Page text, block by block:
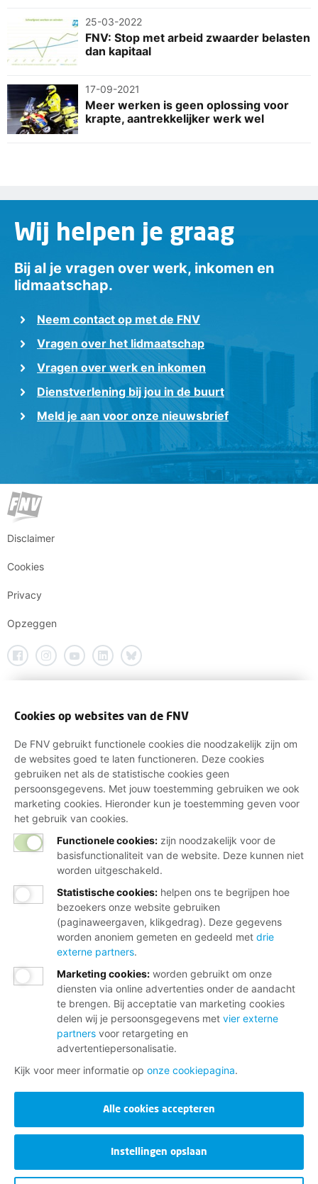
25-03-2022
FNV: Stop met arbeid zwaarder belasten
dan kapitaal
17-09-2021
Meer werken is geen oplossing voor
krapte, aantrekkelijker werk wel
Wij helpen je graag
Bij al je vragen over werk, inkomen en
lidmaatschap.
Neem contact op met de FNV
Vragen over het lidmaatschap
Vragen over werk en inkomen
Dienstverlening bij jou in de buurt
Meld je aan voor onze nieuwsbrief
Disclaimer
Cookies
Privacy
Opzeggen
Cookies op websites van de FNV
De FNV gebruikt functionele cookies die noodzakelijk zijn om
de websites goed te laten functioneren. Deze cookies
gebruiken net als de statistische cookies geen
persoonsgegevens. Met jouw toestemming gebruiken we ook
marketing cookies. Hieronder kun je toestemming geven voor
het gebruik van cookies.
Functionele cookies: zijn noodzakelijk voor de
basisfunctionaliteit van de website. Deze kunnen niet
worden uitgeschakeld.
Statistische cookies: helpen ons te begrijpen hoe
bezoekers onze website gebruiken
(paginaweergaven, klikgedrag). Deze gegevens
worden anoniem gemeten en gedeeld met drie
externe partners.
Marketing cookies: worden gebruikt om onze
diensten via online advertenties onder de aandacht
te brengen. Bij acceptatie van marketing cookies
delen wij je persoonsgegevens met vier externe
partners voor retargeting en
advertentiepersonalisatie.
Kijk voor meer informatie op onze cookiepagina.
Alle cookies accepteren
Instellingen opslaan